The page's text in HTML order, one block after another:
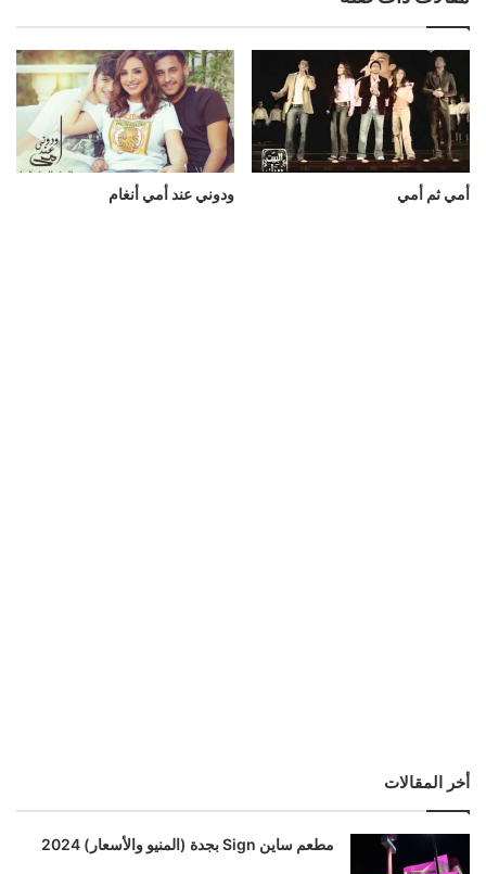
أمي ثم أمي ودوني عند أمي أنغام
أخر المقالات
مطعم ساين Sign بجدة (المنيو والأسعار) 2024